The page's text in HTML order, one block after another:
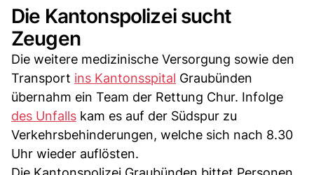
Die Kantonspolizei sucht
Zeugen
Die weitere medizinische Versorgung sowie den
Transport ins Kantonsspital Graubünden
übernahm ein Team der Rettung Chur. Infolge
des Unfalls kam es auf der Südspur zu
Verkehrsbehinderungen, welche sich nach 8.30
Uhr wieder auflösten.